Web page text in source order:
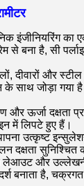
इंजीनियरिंग का
से बना है, सी
दीवारों और
साथ जोड़ा गया
और ऊर्जा दक्षता
में लिपटे हुए हैं।
उत्कृष्ट
दक्षता सुनिश्चित
लेआउट और
बनाता है,